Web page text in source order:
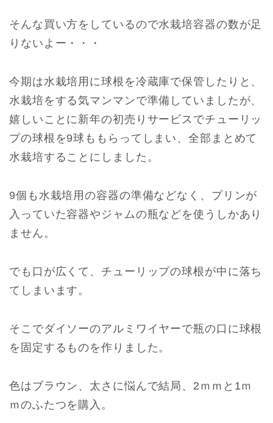
そんな買い方をしているので水栽培容器の数が足
りないよー・・・
今期は水栽培用に球根を冷蔵庫で保管したりと、
水栽培をする気マンマンで準備していましたが、
嬉しいことに新年の初売りサービスでチューリッ
プの球根を9球ももらってしまい、全部まとめて
水栽培することにしました。
9個も水栽培用の容器の準備などなく、プリンが
入っていた容器やジャムの瓶などを使うしかあり
ません。
でも口が広くて、チューリップの球根が中に落ち
てしまいます。
そこでダイソーのアルミワイヤーで瓶の口に球根
を固定するものを作りました。
色はブラウン、太さに悩んで結局、2ｍｍと1ｍ
ｍのふたつを購入。